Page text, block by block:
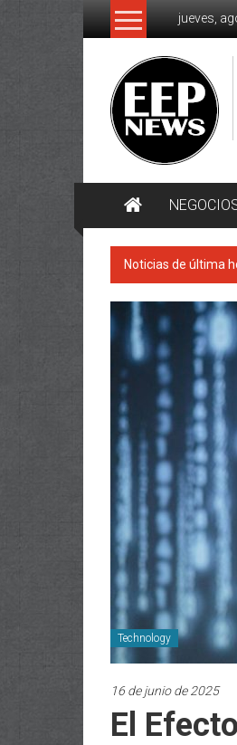
Saltar
jueves,
Noticias de última
Technology
16 de junio de 2025
El